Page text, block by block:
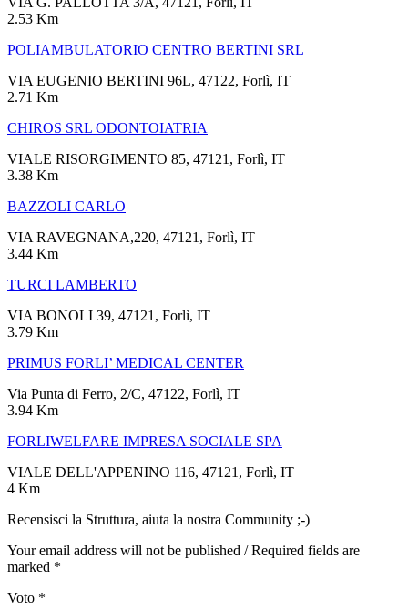
2.53 Km
POLIAMBULATORIO CENTRO BERTINI SRL
VIA EUGENIO BERTINI 96L, 47122, Forlì, IT
2.71 Km
CHIROS SRL ODONTOIATRIA
VIALE RISORGIMENTO 85, 47121, Forlì, IT
3.38 Km
BAZZOLI CARLO
VIA RAVEGNANA,220, 47121, Forlì, IT
3.44 Km
TURCI LAMBERTO
VIA BONOLI 39, 47121, Forlì, IT
3.79 Km
PRIMUS FORLI’ MEDICAL CENTER
Via Punta di Ferro, 2/C, 47122, Forlì, IT
3.94 Km
FORLIWELFARE IMPRESA SOCIALE SPA
VIALE DELL'APPENINO 116, 47121, Forlì, IT
4 Km
Recensisci la Struttura, aiuta la nostra Community ;-)
Your email address will not be published / Required fields are
marked *
Voto *